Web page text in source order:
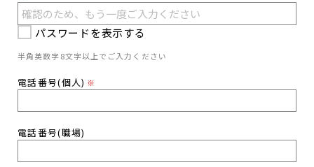
パスワードを表示する
半角英数字8文字以上でご入力ください
電話番号(個人) ※
電話番号(職場)